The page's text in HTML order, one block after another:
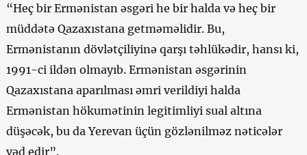
“Heç bir Ermənistan əsgəri he bir halda və heç bir
müddətə Qazaxıstana getməməlidir. Bu,
Ermənistanın dövlətçiliyinə qarşı təhlükədir, hansı ki,
1991-ci ildən olmayıb. Ermənistan əsgərinin
Qazaxıstana aparılması əmri verildiyi halda
Ermənistan hökumətinin legitimliyi sual altına
düşəcək, bu da Yerevan üçün gözlənilməz nəticələr
vəd edir”.